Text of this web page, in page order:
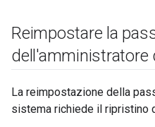
Reimpostare la
dell'amministratore
La reimpostazione della
sistema richiede il ripristino